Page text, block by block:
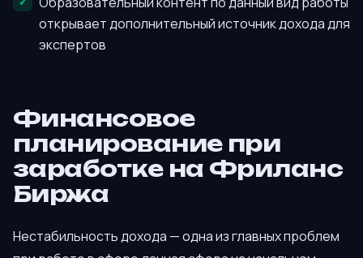
открывает дополнительный источник дохода для
экспертов
Финансовое
планирование при
заработке на Фриланс
Биржа
Нестабильность дохода — одна из главных проблем